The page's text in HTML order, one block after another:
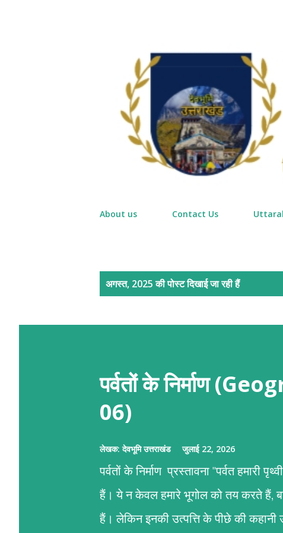
About us Contact Us
श
अगस्त, 2025 की पोस्ट दिखाई जा रही हैं
पर्वतों के निर्माण
06)
लेखक:देवभूमि उत्तराखंड जुलाई 22, 2026
पर्वतों के निर्माण प्रस्तावना "पर्वत
हैं। ये न केवल हमारे भूगोल को तय करते हैं,
हैं। लेकिन इनकी उत्पत्ति के पीछे की